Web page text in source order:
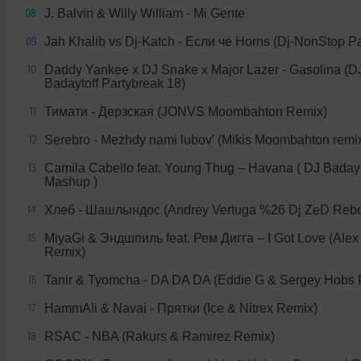
08 J. Balvin & Willy William - Mi Gente
09 Jah Khalib vs Dj-Katch - Если чё Horns (Dj-NonStop
10
Daddy Yankee x DJ Snake x Major Lazer - Gasolina
Badaytoff Partybreak 18)
11 Тимати - Дерзская (JONVS Moombahton Remix)
12 Serebro - Mezhdy nami lubov' (Mikis Moombahton
13
Camila Cabello feat. Young Thug – Havana ( DJ
Mashup )
14 Хлеб - Шашлындос (Andrey Vertuga %26 Dj ZeD
15
MiyaGi & Эндшпиль feat. Рем Дигга – I Got Love (Alex
Remix)
16 Tanir & Tyomcha - DA DA DA (Eddie G & Sergey Hobs
17 HammAli & Navai - Прятки (Ice & Nitrex Remix)
18 RSAC - NBA (Rakurs & Ramirez Remix)